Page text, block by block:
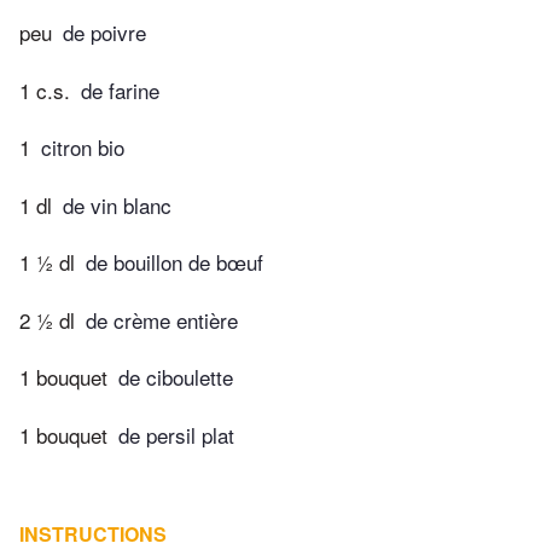
peu de poivre
1 c.s. de farine
1 citron bio
1 dl de vin blanc
1 ½ dl de bouillon de bœuf
2 ½ dl de crème entière
1 bouquet de ciboulette
1 bouquet de persil plat
INSTRUCTIONS